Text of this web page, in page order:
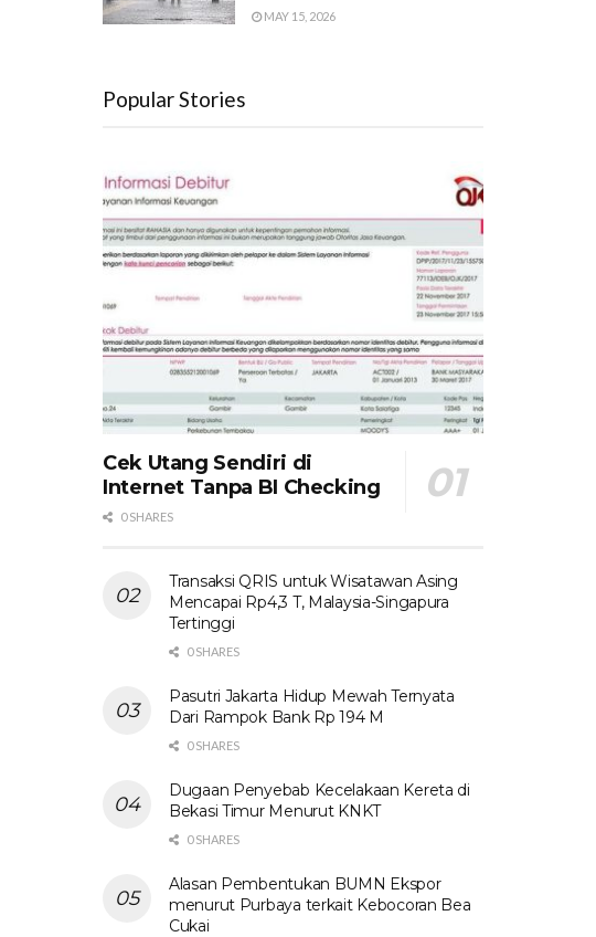
MAY 15, 2026
Popular Stories
Cek Utang Sendiri di
Internet Tanpa BI Checking
0 SHARES
Transaksi QRIS untuk Wisatawan Asing
Mencapai Rp4,3 T, Malaysia-Singapura
Tertinggi
0 SHARES
Pasutri Jakarta Hidup Mewah Ternyata
Dari Rampok Bank Rp 194 M
0 SHARES
Dugaan Penyebab Kecelakaan Kereta di
Bekasi Timur Menurut KNKT
0 SHARES
Alasan Pembentukan BUMN Ekspor
menurut Purbaya terkait Kebocoran Bea
Cukai